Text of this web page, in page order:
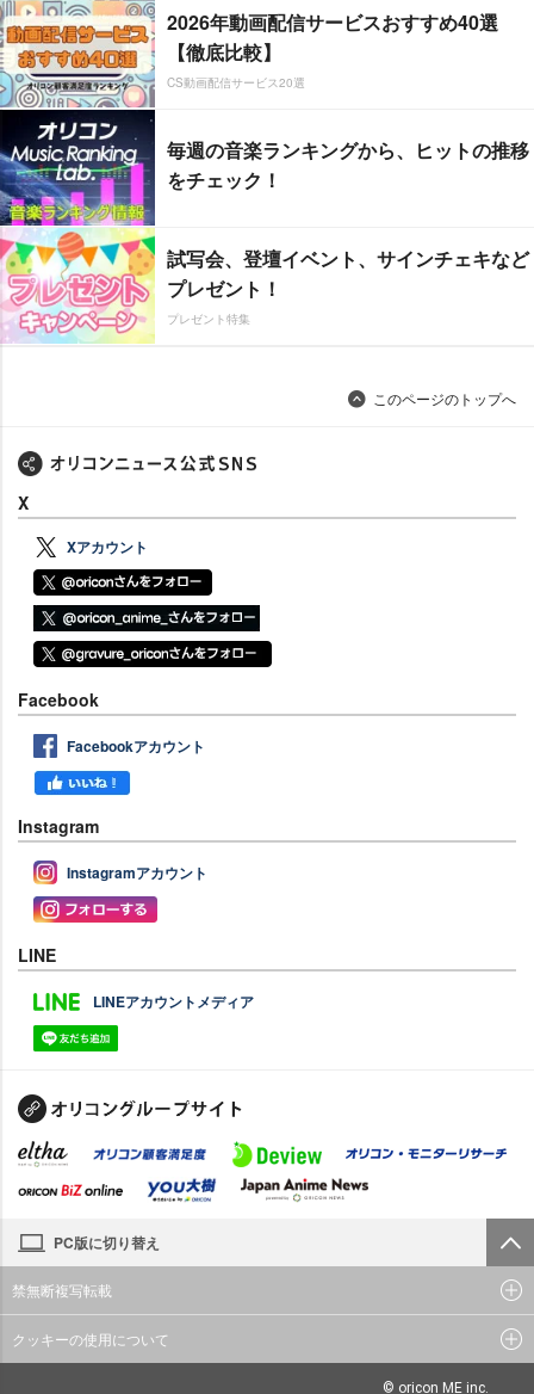
2026年動画配信サービスおすすめ40選
【徹底比較】
CS動画配信サービス20選
毎週の音楽ランキングから、ヒットの推移
をチェック！
試写会、登壇イベント、サインチェキなど
プレゼント！
プレゼント特集
このページのトップへ
X
Xアカウント
Facebook
Facebookアカウント
Instagram
Instagramアカウント
LINE
LINEアカウントメディア
PC版に切り替え
禁無断複写転載
クッキーの使用について
© oricon ME inc.